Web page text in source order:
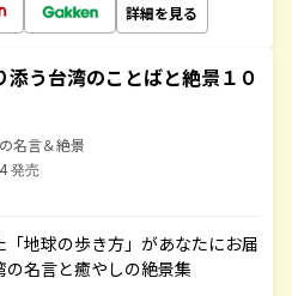
詳細を見る
添う台湾のことばと絶景１０
名言＆絶景
発売
地球の歩き方」があなたにお届
名言と癒やしの絶景集